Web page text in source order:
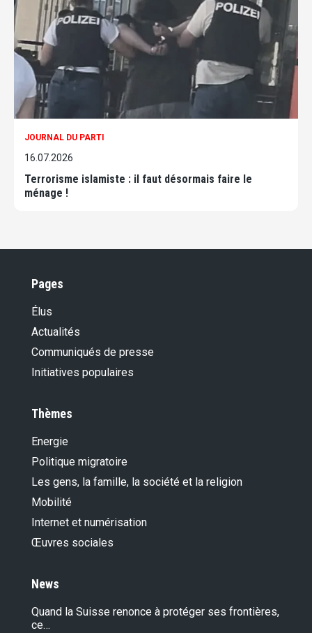
JOURNAL DU PARTI
16.07.2026
Terrorisme islamiste : il faut désormais faire le
ménage !
Pages
Élus
Actualités
Communiqués de presse
Initiatives populaires
Thèmes
Energie
Politique migratoire
Les gens, la famille, la société et la religion
Mobilité
Internet et numérisation
Œuvres sociales
News
Quand la Suisse renonce à protéger ses frontières,
ce…